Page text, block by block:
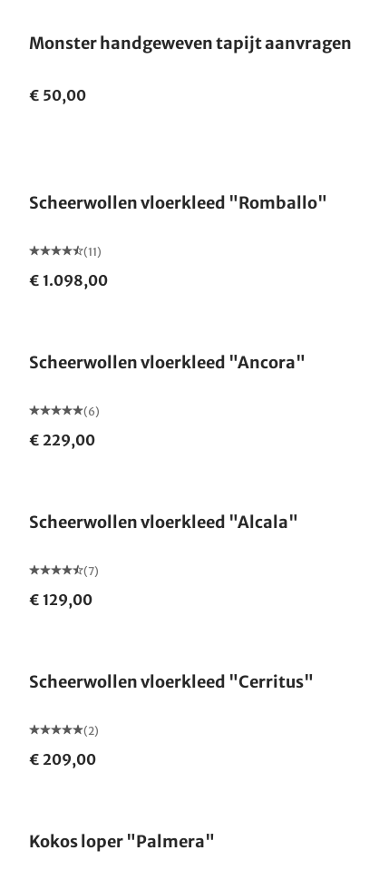
Monster handgeweven tapijt aanvragen
€ 50,00
Scheerwollen vloerkleed "Romballo"
(11)
€ 1.098,00
Scheerwollen vloerkleed "Ancora"
(6)
€ 229,00
Scheerwollen vloerkleed "Alcala"
(7)
€ 129,00
Scheerwollen vloerkleed "Cerritus"
(2)
€ 209,00
Kokos loper "Palmera"